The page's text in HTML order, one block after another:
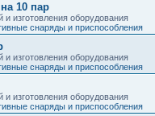
10 пар
изготовления оборудования
снаряды и приспособления
изготовления оборудования
снаряды и приспособления
изготовления оборудования
снаряды и приспособления